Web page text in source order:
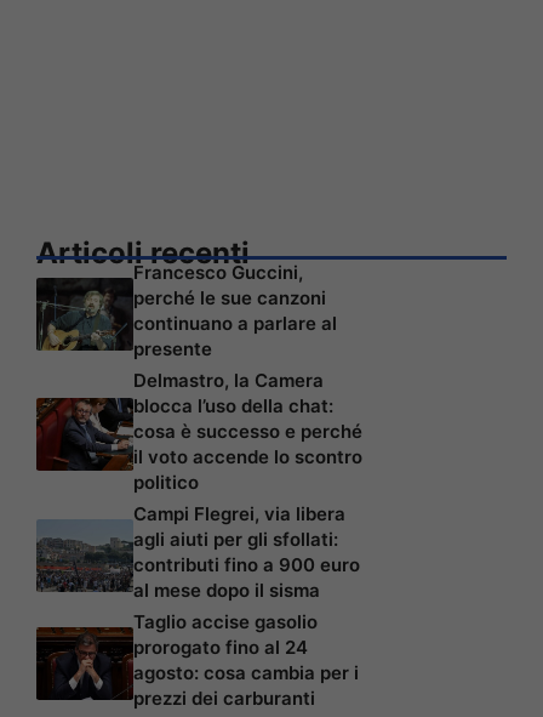
Articoli recenti
Francesco Guccini,
perché le sue canzoni
continuano a parlare al
presente
Delmastro, la Camera
blocca l’uso della chat:
cosa è successo e perché
il voto accende lo scontro
politico
Campi Flegrei, via libera
agli aiuti per gli sfollati:
contributi fino a 900 euro
al mese dopo il sisma
Taglio accise gasolio
prorogato fino al 24
agosto: cosa cambia per i
prezzi dei carburanti